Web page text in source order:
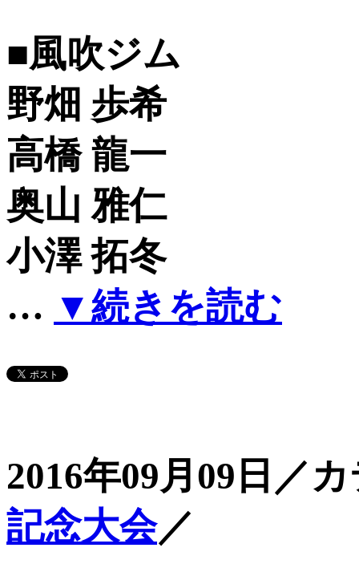
■風吹ジム
野畑 歩希
高橋 龍一
奥山 雅仁
小澤 拓冬
… ▼続きを読む
2016年09月09日／
記念大会／